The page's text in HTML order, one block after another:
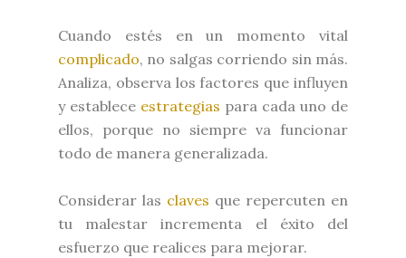
Cuando estés en un momento vital
complicado, no salgas corriendo sin más.
Analiza, observa los factores que influyen
y establece estrategias para cada uno de
ellos, porque no siempre va funcionar
todo de manera generalizada.
Considerar las claves que repercuten en
tu malestar incrementa el éxito del
esfuerzo que realices para mejorar.